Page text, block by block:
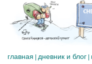
главная | дневник и блог |